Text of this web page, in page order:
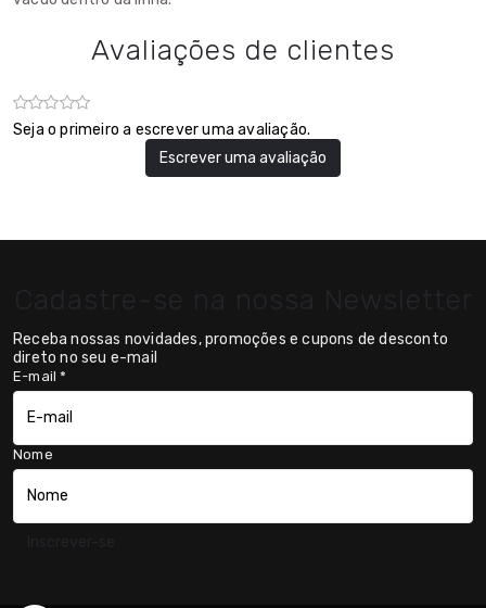
Avaliações de clientes
Seja o primeiro a escrever uma avaliação.
Escrever uma avaliação
Cadastre-se na nossa Newsletter
Receba nossas novidades, promoções e cupons de desconto
direto no seu e-mail
E-mail*
Nome